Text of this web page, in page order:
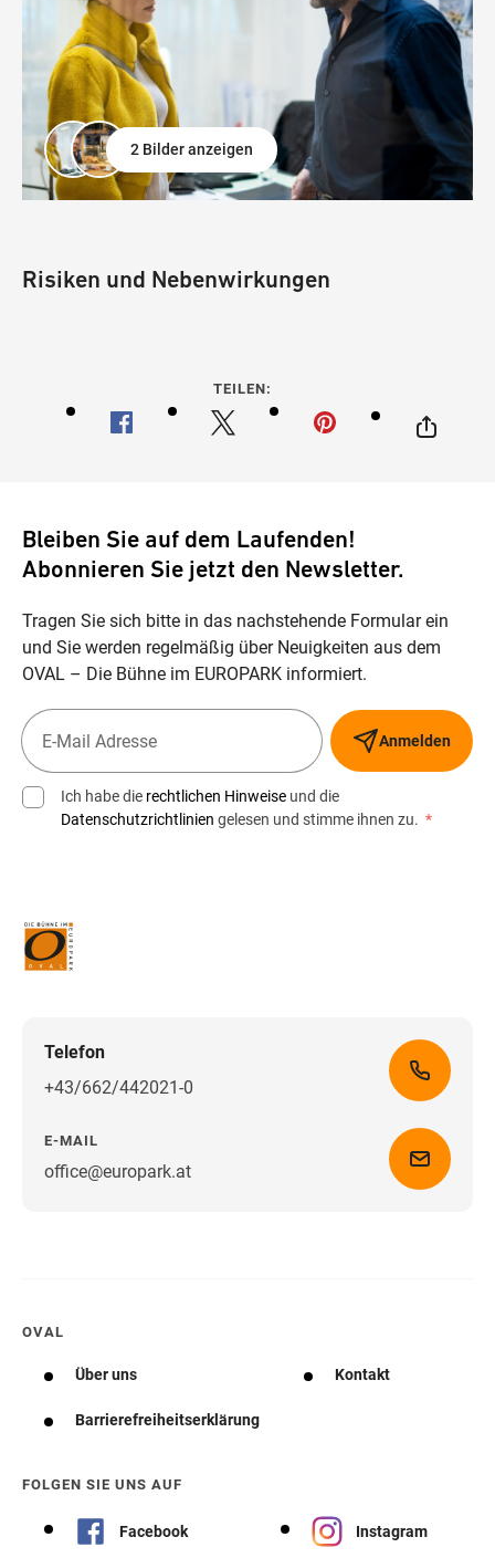
2 Bilder anzeigen
Risiken und Nebenwirkungen
TEILEN:
Bleiben Sie auf dem Laufenden!
Abonnieren Sie jetzt den Newsletter.
Tragen Sie sich bitte in das nachstehende Formular ein
und Sie werden regelmäßig über Neuigkeiten aus dem
OVAL – Die Bühne im EUROPARK informiert.
Anmelden
Ich habe die rechtlichen Hinweise und die
Datenschutzrichtlinien gelesen und stimme ihnen zu. *
Telefon
+43/662/442021-0
E-MAIL
office@europark.atWegbeschreibung erhalten
OVAL
Über uns Kontakt
Barrierefreiheitserklärung
FOLGEN SIE UNS AUF
Facebook Instagram